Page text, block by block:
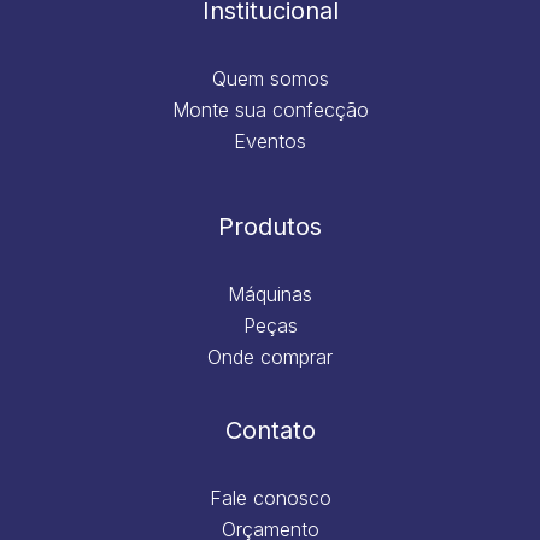
Institucional
Quem somos
Monte sua confecção
Eventos
Produtos
Máquinas
Peças
Onde comprar
Contato
Fale conosco
Orçamento